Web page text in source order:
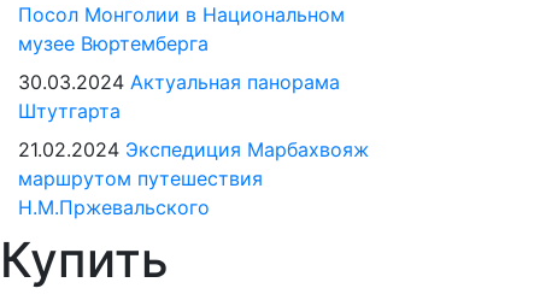
Посол Монголии в Национальном
музее Вюртемберга
30.03.2024 Актуальная панорама
Штутгарта
21.02.2024 Экспедиция Марбахвояж
маршрутом путешествия
Н.М.Пржевальского
Купить